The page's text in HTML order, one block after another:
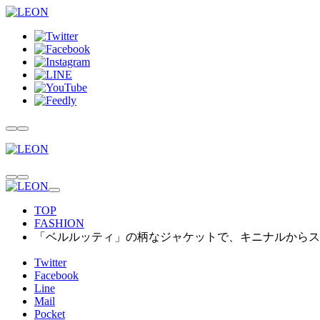
TOP
FASHION
「ベルルッティ」の柄なジャケットで、キニナルからス
Twitter
Facebook
Line
Mail
Pocket